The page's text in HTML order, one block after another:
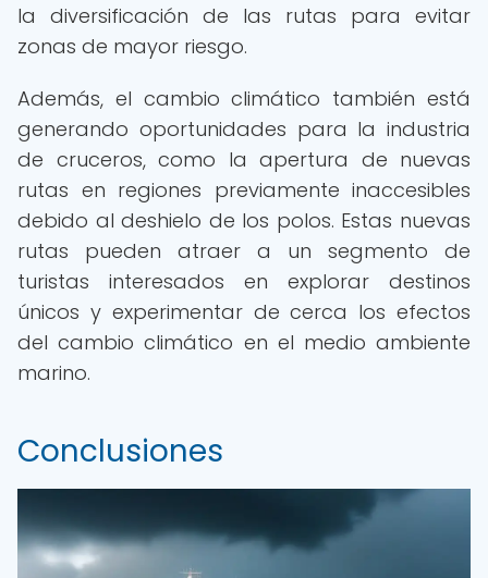
la diversificación de las rutas para evitar
zonas de mayor riesgo.
Además, el cambio climático también está
generando oportunidades para la industria
de cruceros, como la apertura de nuevas
rutas en regiones previamente inaccesibles
debido al deshielo de los polos. Estas nuevas
rutas pueden atraer a un segmento de
turistas interesados en explorar destinos
únicos y experimentar de cerca los efectos
del cambio climático en el medio ambiente
marino.
Conclusiones